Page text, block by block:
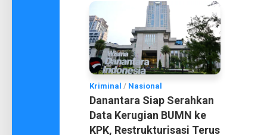
Kriminal / Nasional
Danantara Siap Serahkan
Data Kerugian BUMN ke
KPK, Restrukturisasi Terus